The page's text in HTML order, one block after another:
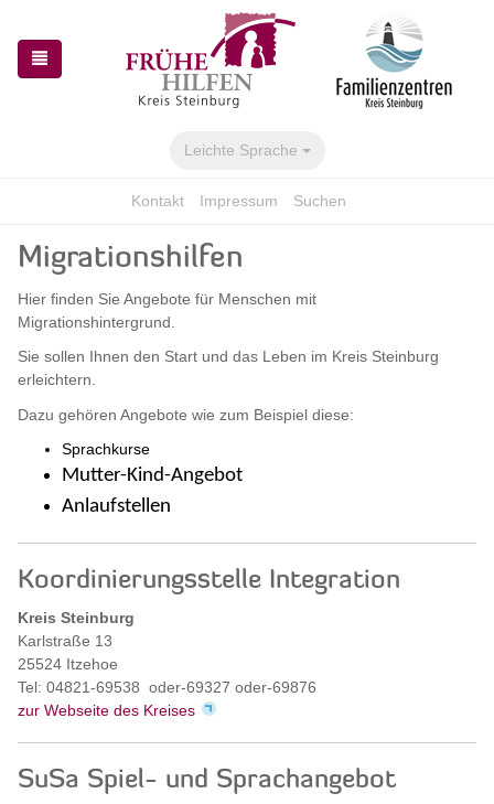
springen
springen
Leichte Sprache
Kontakt Impressum Suchen
Migrationshilfen
Hier finden Sie Angebote für Menschen mit
Migrationshintergrund.
Sie sollen Ihnen den Start und das Leben im Kreis Steinburg
erleichtern.
Dazu gehören Angebote wie zum Beispiel diese:
Sprachkurse
Mutter-Kind-Angebot
Anlaufstellen
Koordinierungsstelle Integration
Kreis Steinburg
Karlstraße 13
25524 Itzehoe
Tel: 04821-69538 oder-69327 oder-69876
zur Webseite des Kreises
SuSa Spiel- und Sprachangebot